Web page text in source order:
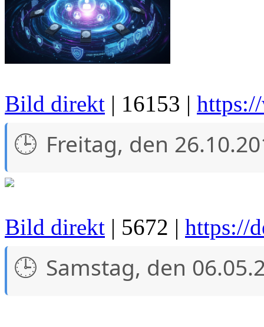
Bild direkt | 16153 |
Freitag, den
Bild direkt | 5672 | https://
Samstag, den